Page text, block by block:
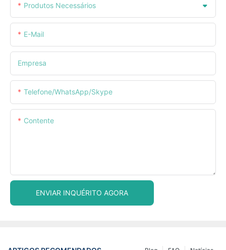
Produtos Necessários
E-Mail
Empresa
Telefone/WhatsApp/Skype
Contente
ENVIAR INQUÉRITO AGORA